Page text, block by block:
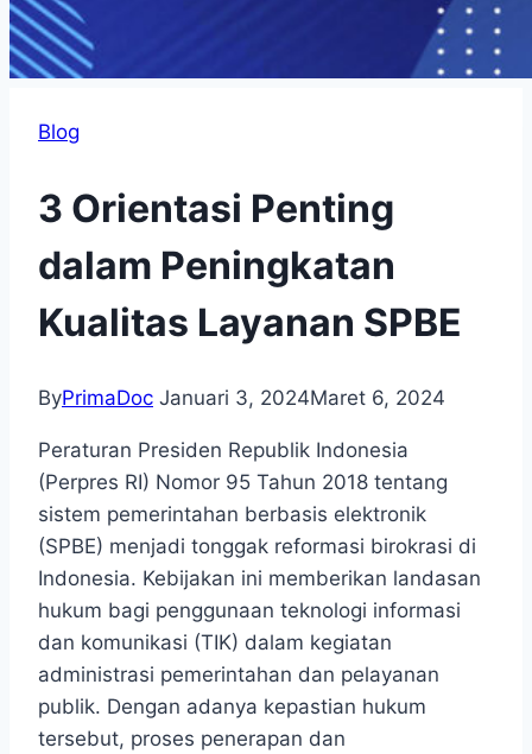
Blog
3 Orientasi Penting
dalam Peningkatan
Kualitas Layanan SPBE
ByPrimaDoc Januari 3, 2024Maret 6, 2024
Peraturan Presiden Republik Indonesia
(Perpres RI) Nomor 95 Tahun 2018 tentang
sistem pemerintahan berbasis elektronik
(SPBE) menjadi tonggak reformasi birokrasi di
Indonesia. Kebijakan ini memberikan landasan
hukum bagi penggunaan teknologi informasi
dan komunikasi (TIK) dalam kegiatan
administrasi pemerintahan dan pelayanan
publik. Dengan adanya kepastian hukum
tersebut, proses penerapan dan